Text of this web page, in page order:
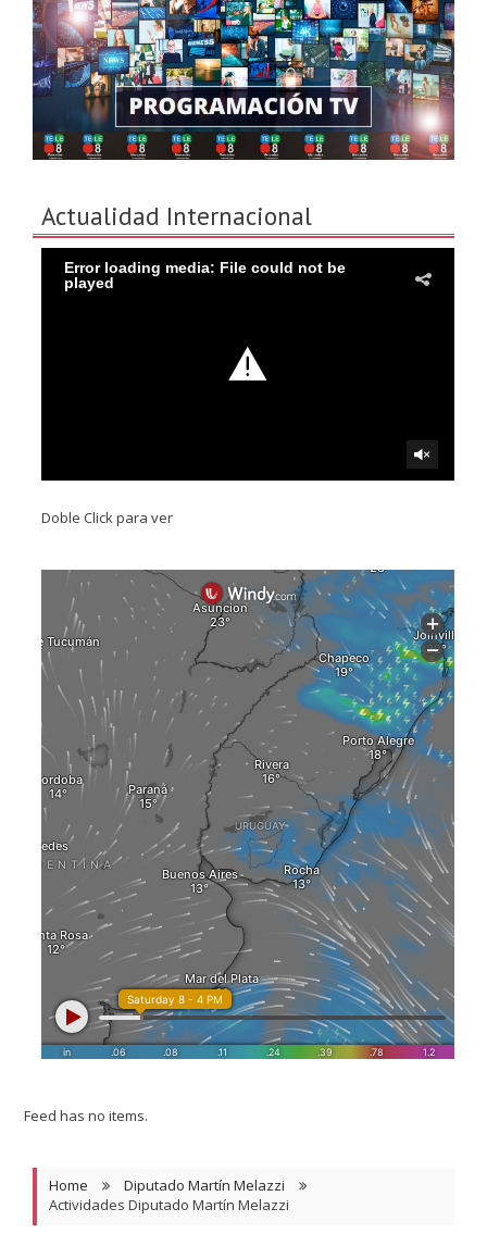
Actualidad Internacional
Doble Click para ver
Feed has no items.
Home
Diputado Martín Melazzi
Actividades Diputado Martín Melazzi